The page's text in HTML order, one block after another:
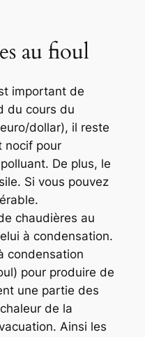
au fioul
important de
du cours du
dollar), il reste
nocif pour
De plus, le
Si vous pouvez
chaudières au
à condensation.
condensation
pour produire de
une partie des
de la
Ainsi les